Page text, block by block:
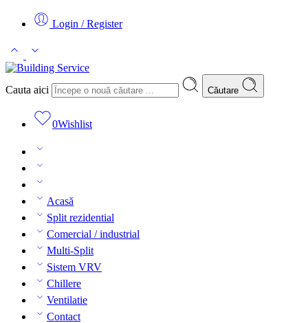
Login / Register
Cauta aici Căutare
0Wishlist
Acasă
Split rezidential
Comercial / industrial
Multi-Split
Sistem VRV
Chillere
Ventilatie
Contact